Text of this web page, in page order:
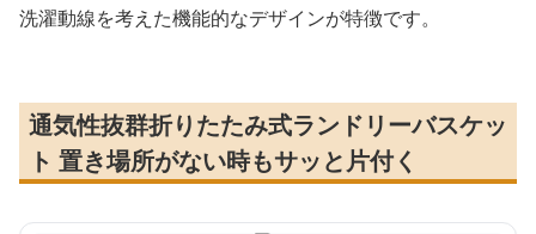
洗濯動線を考えた機能的なデザインが特徴です。
通気性抜群折りたたみ式ランドリーバスケッ
ト 置き場所がない時もサッと片付く